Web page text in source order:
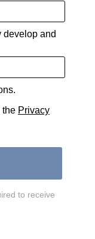
16 n°2
develop and
the Privacy
to receive